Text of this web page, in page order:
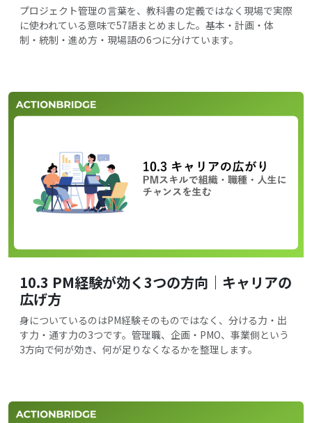
プロジェクト管理の言葉を、教科書の定義ではなく現場で実際
に使われている意味で57語まとめました。基本・計画・体
制・統制・進め方・現場語の6つに分けています。
10.3 PM経験が効く3つの方向｜キャリアの
広げ方
身についているのはPM経験そのものではなく、分ける力・出
す力・通す力の3つです。管理職、企画・PMO、事業側という
3方向で何が効き、何が足りなくなるかを整理します。